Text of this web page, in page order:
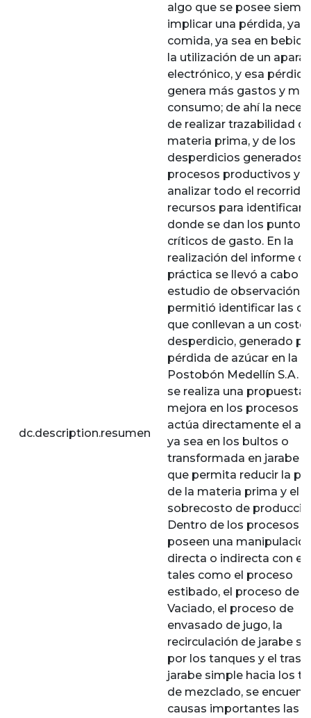
dc.description.resumen
algo que se posee
implicar una pérdida, ya
comida, ya sea en
la utilización de un
electrónico, y esa pérdida
genera más gastos y
consumo; de ahí la
de realizar trazabilidad
materia prima, y de los
desperdicios generados
procesos productivos y
analizar todo el recorrido
recursos para identificar
donde se dan los puntos
críticos de gasto. En la
realización del informe
práctica se llevó a cabo
estudio de observación
permitió identificar las
que conllevan a un costo
desperdicio, generado
pérdida de azúcar en la
Postobón Medellín S.A.
se realiza una propuesta
mejora en los procesos
actúa directamente el
ya sea en los bultos o
transformada en jarabe
que permita reducir la
de la materia prima y el
sobrecosto de
Dentro de los procesos
poseen una
directa o indirecta con el
tales como el proceso
estibado, el proceso de
Vaciado, el proceso de
envasado de jugo, la
recirculación de jarabe
por los tanques y el
jarabe simple hacia los
de mezclado, se
causas importantes las